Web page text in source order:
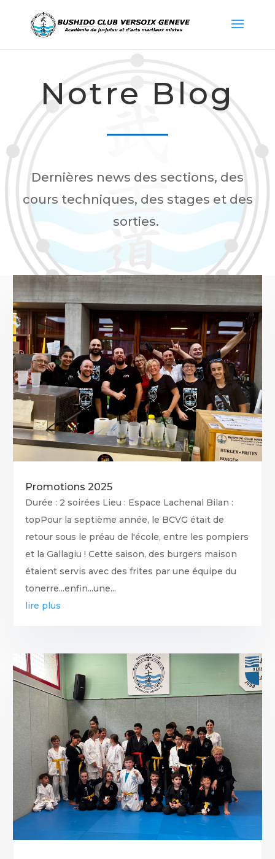
Notre Blog
Dernières news des sections, des
cours techniques, des stages et des
sorties.
Promotions 2025
Durée : 2 soirées Lieu : Espace Lachenal Bilan :
topPour la septième année, le BCVG était de
retour sous le préau de l'école, entre les pompiers
et la Gallagiu ! Cette saison, des burgers maison
étaient servis avec des frites par une équipe du
tonerre...enfin...une...
lire plus